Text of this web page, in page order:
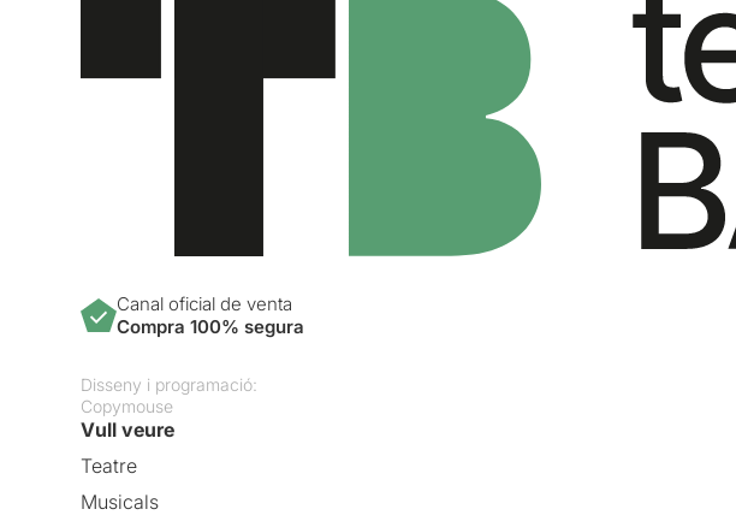
Canal oficial de venta
Compra 100% segura
Disseny i programació:
Copymouse
Vull veure
Teatre
Musicals